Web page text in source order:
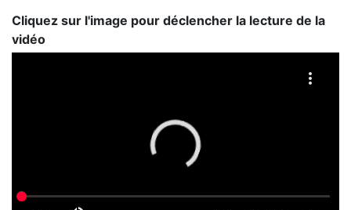
Cliquez sur l'image pour déclencher la lecture de la
vidéo